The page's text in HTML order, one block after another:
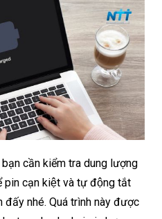
cần kiểm tra dung lượng
pin cạn kiệt và tự động tắt
nhé. Quá trình này được